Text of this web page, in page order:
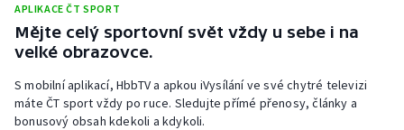
Rychlobruslení
Rychlostní kanoistika
Short track
APLIKACE ČT SPORT
Mějte celý sportovní svět vždy u sebe i na
velké obrazovce.
S mobilní aplikací, HbbTV a apkou iVysílání ve své chytré televizi
máte ČT sport vždy po ruce. Sledujte přímé přenosy, články a
bonusový obsah kdekoli a kdykoli.